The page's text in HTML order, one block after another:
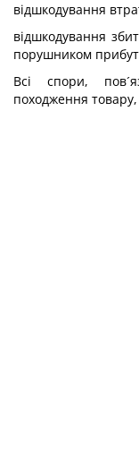
відшкодування
відшкодування
порушником
Всі спори,
походження товару,